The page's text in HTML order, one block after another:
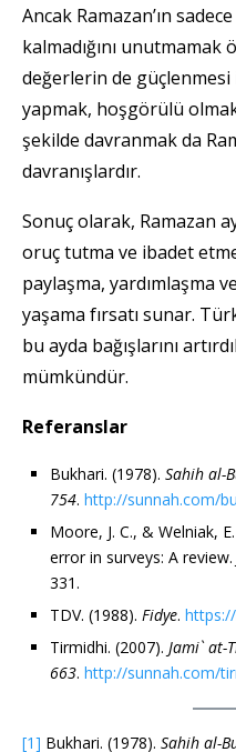
Ancak Ramazan’ın
kalmadığını
değerlerin de güçlenmesi
yapmak, hoşgörülü
şekilde davranmak da
davranışlardır.
Sonuç olarak, Ramazan
oruç tutma ve ibadet
paylaşma, yardımlaşma
yaşama fırsatı sunar.
bu ayda bağışlarını
mümkündür.
Referanslar
Bukhari. (1978). Sahih al-
754. http://sunnah.com/
Moore, J. C., & Welniak,
error in surveys: A review.
331.
TDV. (1988). Fidye.
Tirmidhi. (2007). Jami` at-
663. http://sunnah.com/
[1] Bukhari. (1978). Sahih al-